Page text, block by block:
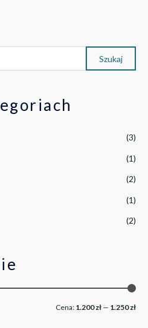
Szukaj
(3)
(1)
(2)
(1)
(2)
Cena: 1.200 zł — 1.250 zł